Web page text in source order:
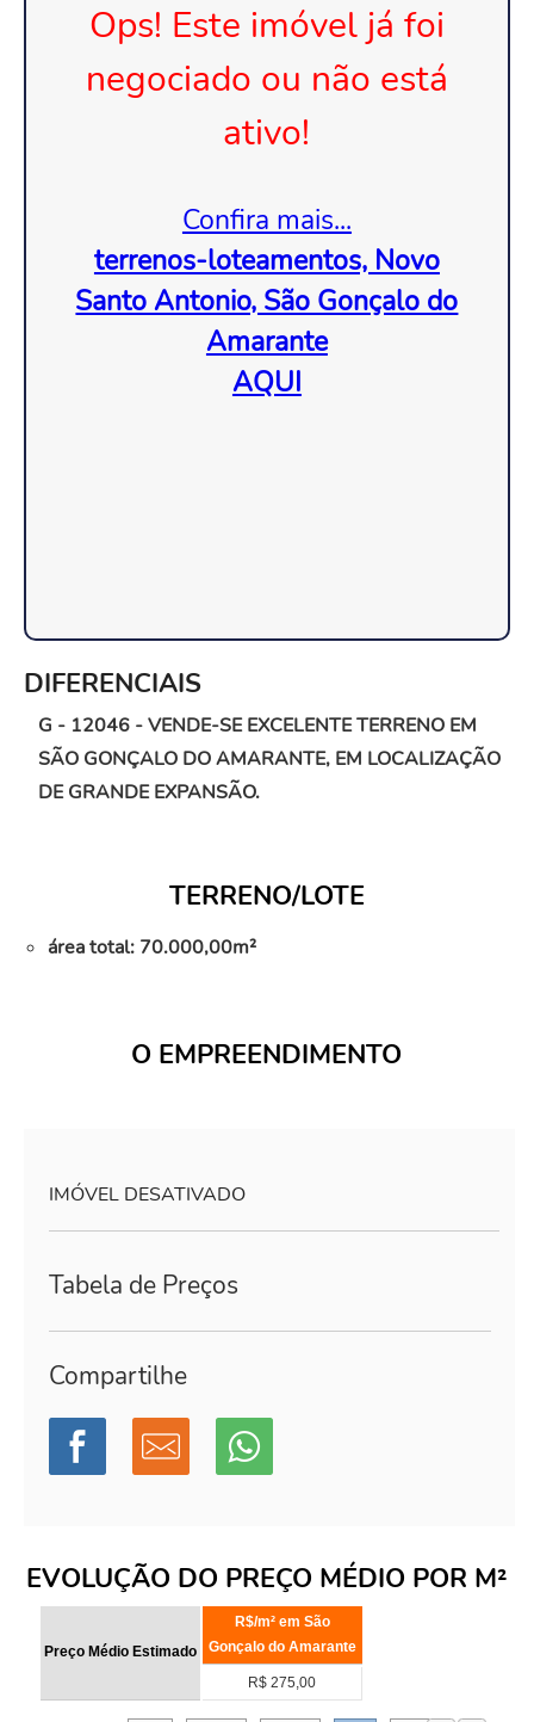
Ops! Este imóvel já foi
negociado ou não está
ativo!
Confira mais...
terrenos-loteamentos, Novo
Santo Antonio, São Gonçalo do
Amarante
AQUI
DIFERENCIAIS
G - 12046 - VENDE-SE EXCELENTE TERRENO EM
SÃO GONÇALO DO AMARANTE, EM LOCALIZAÇÃO
DE GRANDE EXPANSÃO.
TERRENO/LOTE
área total: 70.000,00m²
O EMPREENDIMENTO
IMÓVEL DESATIVADO
Tabela de Preços
Compartilhe
EVOLUÇÃO DO PREÇO MÉDIO POR M²